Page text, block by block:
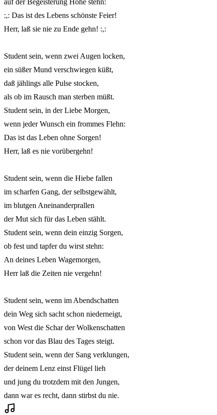
auf der Begeisterung Höhe stehn:
:,: Das ist des Lebens schönste Feier!
Herr, laß sie nie zu Ende gehn! :,:
Student sein, wenn zwei Augen locken,
ein süßer Mund verschwiegen küßt,
daß jählings alle Pulse stocken,
als ob im Rausch man sterben müßt.
Student sein, in der Liebe Morgen,
wenn jeder Wunsch ein frommes Flehn:
Das ist das Leben ohne Sorgen!
Herr, laß es nie vorübergehn!
Student sein, wenn die Hiebe fallen
im scharfen Gang, der selbstgewählt,
im blutgen Aneinanderprallen
der Mut sich für das Leben stählt.
Student sein, wenn dein einzig Sorgen,
ob fest und tapfer du wirst stehn:
An deines Leben Wagemorgen,
Herr laß die Zeiten nie vergehn!
Student sein, wenn im Abendschatten
dein Weg sich sacht schon niederneigt,
von West die Schar der Wolkenschatten
schon vor das Blau des Tages steigt.
Student sein, wenn der Sang verklungen,
der deinem Lenz einst Flügel lieh
und jung du trotzdem mit den Jungen,